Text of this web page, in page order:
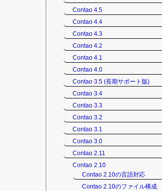
Contao 4.5
Contao 4.4
Contao 4.3
Contao 4.2
Contao 4.1
Contao 4.0
Contao 3.5 (長期サポート版)
Contao 3.4
Contao 3.3
Contao 3.2
Contao 3.1
Contao 3.0
Contao 2.11
Contao 2.10
Contao 2.10の言語対応
Contao 2.10のファイル構成